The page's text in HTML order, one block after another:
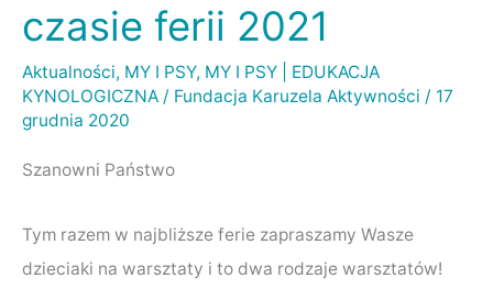
czasie ferii 2021
Aktualności, MY I PSY, MY I PSY | EDUKACJA
KYNOLOGICZNA / Fundacja Karuzela Aktywności / 17
grudnia 2020
Szanowni Państwo
Tym razem w najbliższe ferie zapraszamy Wasze
dzieciaki na warsztaty i to dwa rodzaje warsztatów!
dzieci
w
czasie
ferii
2021